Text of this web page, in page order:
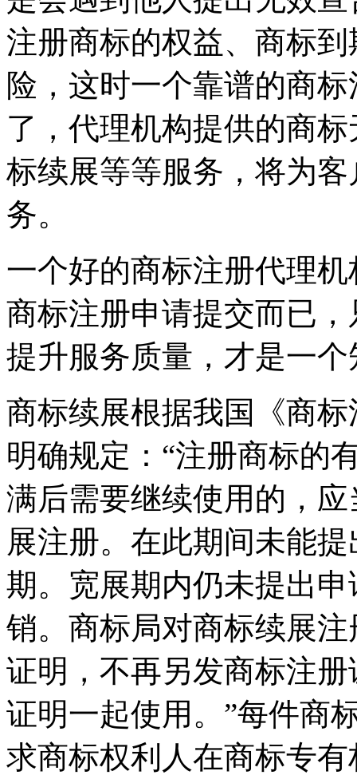
注册商标的权益、商标
险，这时一个靠谱的商
了，代理机构提供的商
标续展等等服务，将为
务。
一个好的商标注册代理
商标注册申请提交而已
提升服务质量，才是一
商标续展根据我国《商
明确规定：“注册商标的
满后需要继续使用的，
展注册。在此期间未能
期。宽展期内仍未提出
销。商标局对商标续展
证明，不再另发商标注
证明一起使用。”每件商
求商标权利人在商标专